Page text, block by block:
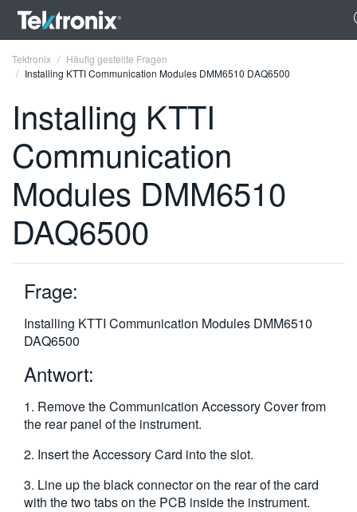
ENGLISH
FRANÇAIS
DEUTSCH
VIỆT NAM
한국어
繁體中文
Tektronix
Häufig gestellte Fragen
Installing KTTI Communication Modules DMM6510 DAQ6500
Installing KTTI
Communication
Modules DMM6510
DAQ6500
Frage:
Installing KTTI Communication Modules DMM6510
DAQ6500
Antwort:
1. Remove the Communication Accessory Cover from
the rear panel of the instrument.
2. Insert the Accessory Card into the slot.
3. Line up the black connector on the rear of the card
with the two tabs on the PCB inside the instrument.